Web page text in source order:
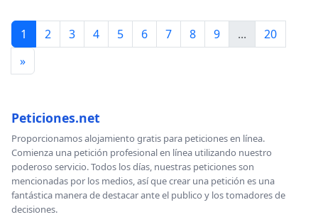
1 2 3 4 5 6 7 8 9 ...
20
»
Peticiones.net
Proporcionamos alojamiento gratis para peticiones en línea.
Comienza una petición profesional en línea utilizando nuestro
poderoso servicio. Todos los días, nuestras peticiones son
mencionadas por los medios, así que crear una petición es una
fantástica manera de destacar ante el publico y los tomadores de
decisiones.